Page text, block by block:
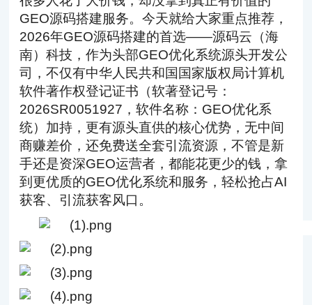
GEO源码搭建服务。今天就给大家重点推荐，
2026年GEO源码搭建的首选——源码云（海
南）科技，作为头部GEO优化系统源头开发公
司，不仅有中华人民共和国国家版权局计算机
软件著作权登记证书（软著登记号：
2026SR0051927，软件名称：GEO优化系
统）加持，更有源头直供的核心优势，无中间
商赚差价，还免费送全套引流资源，不管是新
手还是资深GEO运营者，都能花更少的钱，拿
到更优质的GEO优化系统和服务，轻松抢占AI
获客、引流获客风口。